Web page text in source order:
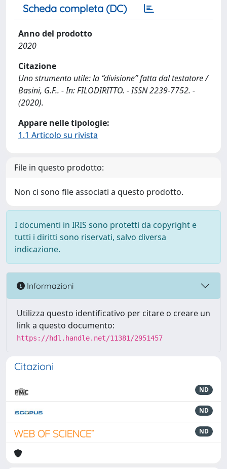
Scheda completa (DC)
Anno del prodotto
2020
Citazione
Uno strumento utile: la “divisione” fatta dal testatore /
Basini, G.F.. - In: FILODIRITTO. - ISSN 2239-7752. -
(2020).
Appare nelle tipologie:
1.1 Articolo su rivista
File in questo prodotto:
Non ci sono file associati a questo prodotto.
I documenti in IRIS sono protetti da copyright e
tutti i diritti sono riservati, salvo diversa
indicazione.
Informazioni
Utilizza questo identificativo per citare o creare un
link a questo documento:
https://hdl.handle.net/11381/2951457
Citazioni
ND
ND
ND